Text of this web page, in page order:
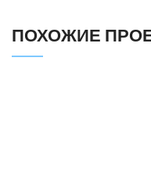
ПОХОЖИЕ